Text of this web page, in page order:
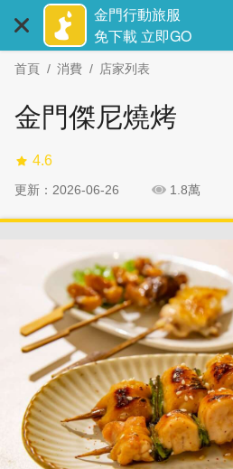
主
金門行動旅服
免下載 立即GO
首頁 消費 店家列表
金門傑尼燒烤
4.6
更新：2026-06-26 1.8萬
社